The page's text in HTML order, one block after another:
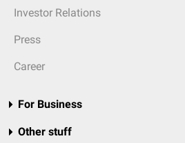
Investor Relations
Press
Career
For Business
Other stuff